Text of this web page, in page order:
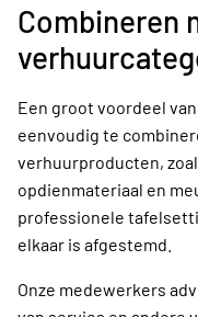
Combineren
Een groot voordeel
eenvoudig te
verhuurproducten,
opdienmateriaal en
professionele
elkaar is afgestemd.
Onze medewerkers